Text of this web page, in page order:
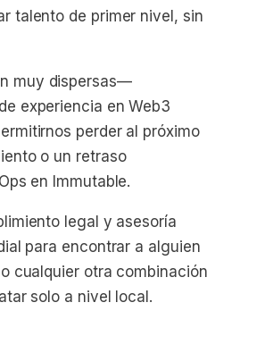
talento de primer nivel, sin
muy dispersas—
experiencia en Web3
perder al próximo
o un retraso
en Immutable.
legal y asesoría
para encontrar a alguien
cualquier otra combinación
solo a nivel local.